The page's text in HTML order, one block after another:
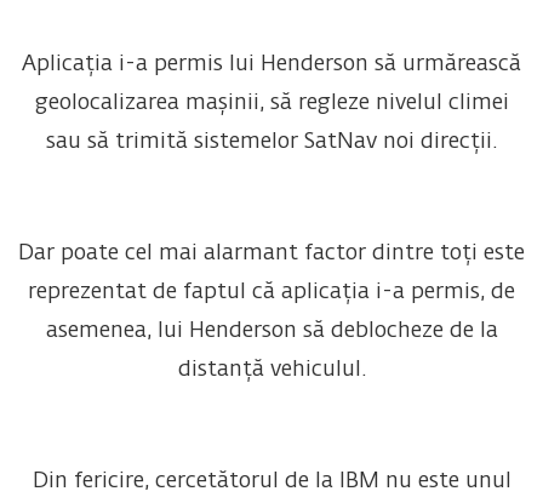
Aplicația i-a permis lui Henderson să urmărească
geolocalizarea mașinii, să regleze nivelul climei
sau să trimită sistemelor SatNav noi direcții.
Dar poate cel mai alarmant factor dintre toți este
reprezentat de faptul că aplicația i-a permis, de
asemenea, lui Henderson să deblocheze de la
distanță vehiculul.
Din fericire, cercetătorul de la IBM nu este unul